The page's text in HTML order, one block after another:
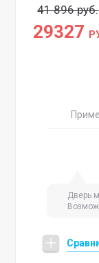
41 896 руб.
29327
Дверь